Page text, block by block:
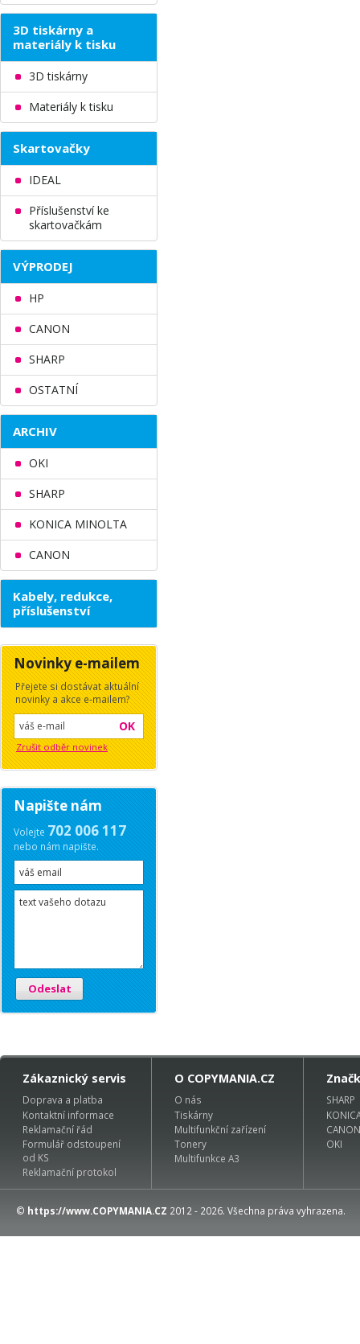
3D tiskárny a
materiály k tisku
3D tiskárny
Materiály k tisku
Skartovačky
IDEAL
Příslušenství ke
skartovačkám
VÝPRODEJ
HP
CANON
SHARP
OSTATNÍ
ARCHIV
OKI
SHARP
KONICA MINOLTA
CANON
Kabely, redukce,
příslušenství
Novinky e-mailem
Přejete si dostávat aktuální
novinky a akce e-mailem?
OK
Zrušit odběr novinek
Napište nám
Volejte702 006 117
nebo nám napište.
Odeslat
Zákaznický servis
Doprava a platba
Kontaktní informace
Reklamační řád
Formulář odstoupení
od KS
Reklamační protokol
O COPYMANIA.CZ
O nás
Tiskárny
Multifunkční zařízení
Tonery
Multifunkce A3
SHARP
CANON
OKI
© https://www.COPYMANIA.CZ 2012 - 2026. Všechna práva vyhrazena.